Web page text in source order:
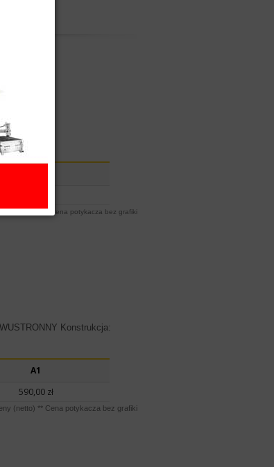
i ceny (netto) ** Cena potykacza bez grafiki
Konstrukcja:
A1
590,00 zł
(netto) ** Cena potykacza bez grafiki